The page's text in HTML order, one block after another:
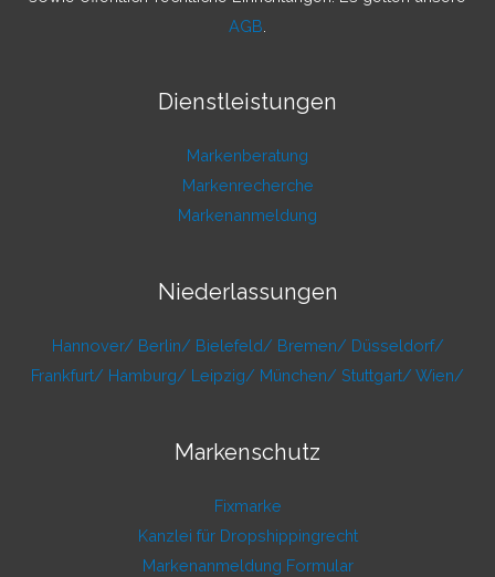
AGB
Dienstleistungen
Markenberatung
Markenrecherche
Markenanmeldung
Niederlassungen
Hannover/ Berlin/ Bielefeld/ Bremen/ Düsseldorf/
Frankfurt/ Hamburg/ Leipzig/ München/ Stuttgart/ Wien/
Markenschutz
Fixmarke
Kanzlei für Dropshippingrecht
Markenanmeldung Formular